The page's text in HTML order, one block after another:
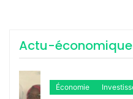
Actu-économique
Économie Investissement